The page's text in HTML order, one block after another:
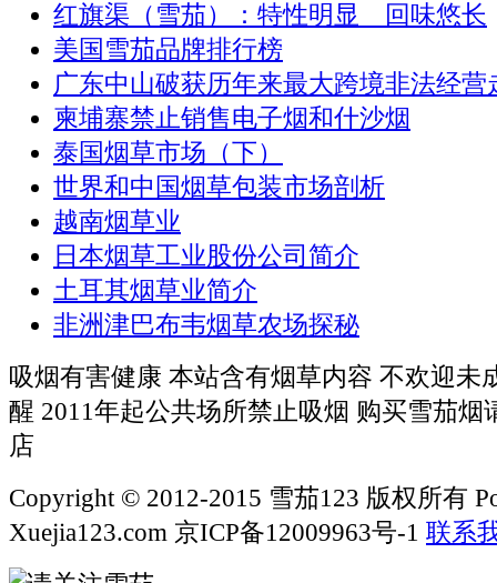
红旗渠（雪茄）：特性明显 回味悠长
美国雪茄品牌排行榜
广东中山破获历年来最大跨境非法经营
柬埔寨禁止销售电子烟和什沙烟
泰国烟草市场（下）
世界和中国烟草包装市场剖析
越南烟草业
日本烟草工业股份公司简介
土耳其烟草业简介
非洲津巴布韦烟草农场探秘
吸烟有害健康 本站含有烟草内容 不欢迎未
醒 2011年起公共场所禁止吸烟 购买雪茄烟
店
Copyright © 2012-2015 雪茄123 版权所有
Xuejia123.com 京ICP备12009963号-1 联系